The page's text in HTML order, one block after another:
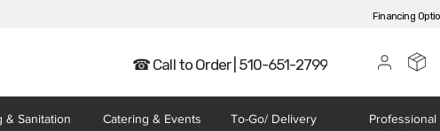
Financing
☎ Call to Order | 510-651-2799
& Sanitation Catering & Events To-Go/Delivery
Professional